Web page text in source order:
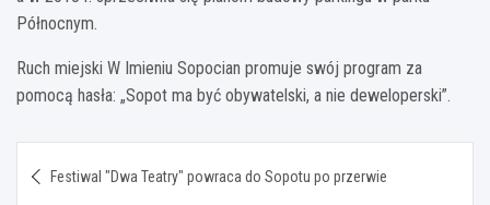
Północnym.
Ruch miejski W Imieniu Sopocian promuje swój program za
pomocą hasła: „Sopot ma być obywatelski, a nie deweloperski”.
wpisu
Festiwal "Dwa Teatry" powraca do Sopotu po przerwie